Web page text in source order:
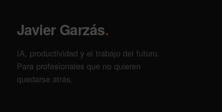
Javier Garzás.
IA, productividad y el trabajo del futuro.
Para profesionales que no quieren
quedarse atrás.